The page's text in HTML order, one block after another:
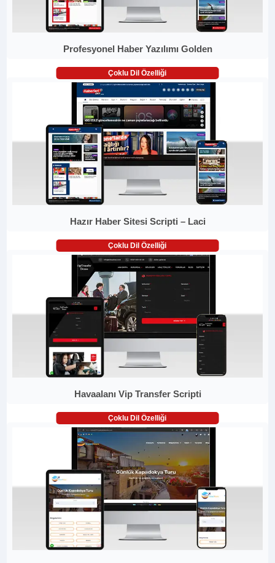
Profesyonel Haber Yazılımı Golden
Çoklu Dil Özelliği
Hazır Haber Sitesi Scripti – Laci
Çoklu Dil Özelliği
Havaalanı Vip Transfer Scripti
Çoklu Dil Özelliği